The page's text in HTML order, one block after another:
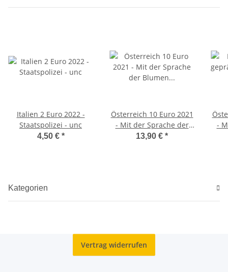
Italien 2 Euro 2022 -
Staatspolizei - unc
4,50 € *
Österreich 10 Euro 2021
- Mit der Sprache der
Blumen #1 - Die Rose -
13,90 € *
-
Kategorien
Vertrag widerrufen